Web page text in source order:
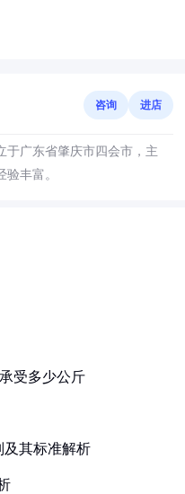
咨询 进店
于广东省肇庆市四会市，主
丰富。
受多少公斤
及其标准解析